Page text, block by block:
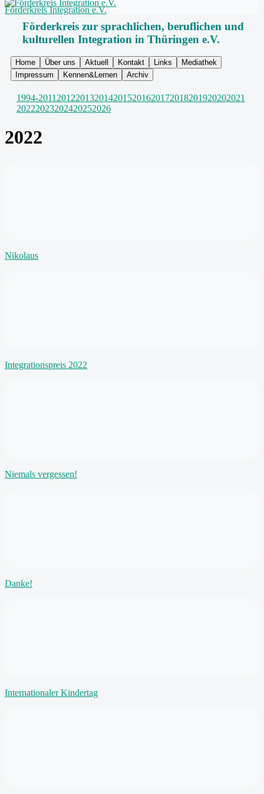
Förderkreis Integration e.V.
Förderkreis zur sprachlichen, beruflichen und
kulturellen Integration in Thüringen e.V.
Home Über uns Aktuell Kontakt Links
Mediathek
Impressum
Kennen&Lernen Archiv
1994-2011 2012201320142015201620172018201920202021
20222023202420252026
2022
Nikolaus
Integrationspreis 2022
Niemals vergessen!
Danke!
Internationaler Kindertag